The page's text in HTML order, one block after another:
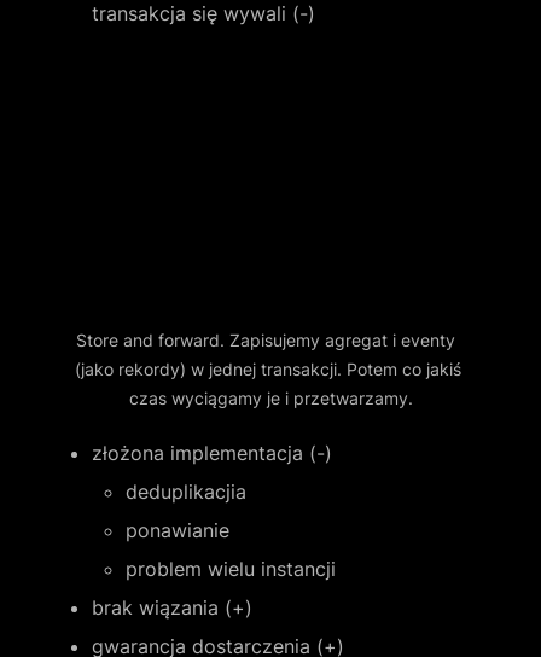
transakcja się wywali (-)
Store and forward. Zapisujemy agregat i eventy
(jako rekordy) w jednej transakcji. Potem co jakiś
czas wyciągamy je i przetwarzamy.
złożona implementacja (-)
deduplikacjia
ponawianie
problem wielu instancji
brak wiązania (+)
gwarancja dostarczenia (+)